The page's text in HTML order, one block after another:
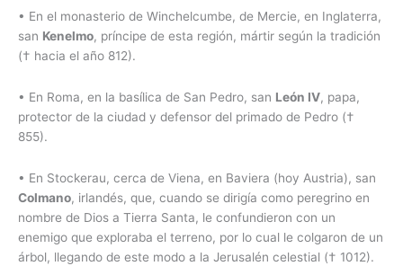
• En el monasterio de Winchelcumbe, de Mercie, en Inglaterra,
san Kenelmo, príncipe de esta región, mártir según la tradición
(† hacia el año 812).
• En Roma, en la basílica de San Pedro, san León IV, papa,
protector de la ciudad y defensor del primado de Pedro (†
855).
• En Stockerau, cerca de Viena, en Baviera (hoy Austria), san
Colmano, irlandés, que, cuando se dirigía como peregrino en
nombre de Dios a Tierra Santa, le confundieron con un
enemigo que exploraba el terreno, por lo cual le colgaron de un
árbol, llegando de este modo a la Jerusalén celestial († 1012).